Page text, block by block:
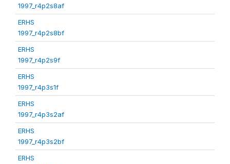
1997_r4p2s8af
ERHS
1997_r4p2s8bf
ERHS
1997_r4p2s9f
ERHS
1997_r4p3s1f
ERHS
1997_r4p3s2af
ERHS
1997_r4p3s2bf
ERHS